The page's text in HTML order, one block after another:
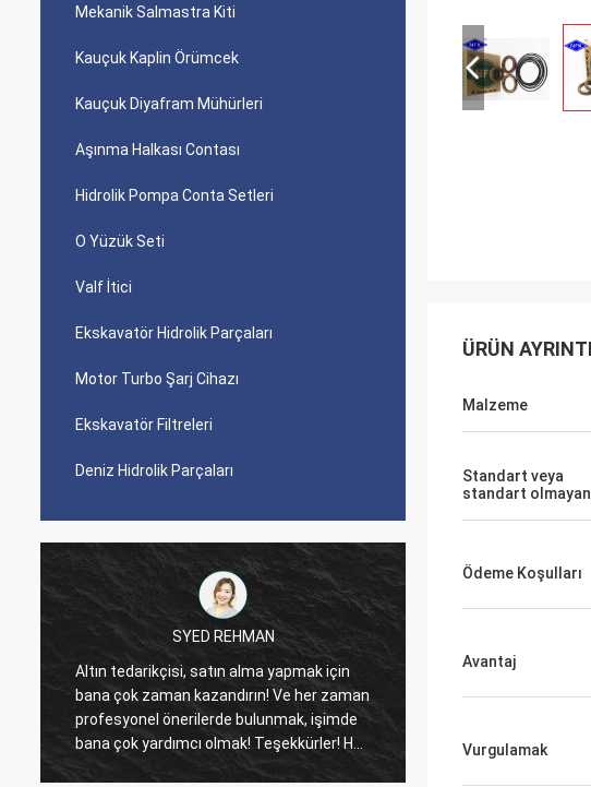
Mekanik Salmastra Kiti
Kauçuk Kaplin Örümcek
Kauçuk Diyafram Mühürleri
Aşınma Halkası Contası
Hidrolik Pompa Conta Setleri
O Yüzük Seti
Valf İtici
Ekskavatör Hidrolik Parçaları
Motor Turbo Şarj Cihazı
Ekskavatör Filtreleri
Deniz Hidrolik Parçaları
SYED REHMAN
Altın tedarikçisi, satın alma yapmak için
bana çok zaman kazandırın! Ve her zaman
profesyonel önerilerde bulunmak, işimde
bana çok yardımcı olmak! Teşekkürler! Her
şey en iyi sırada, kaliteli mallar, hızlı
Eski müşteriler, işler
Ajans ürünleri% 100
iyi hizmet Ben 5
ÜRÜN
Malzeme
Standart veya
standart olmayan
Ödeme Koşulları
Avantaj
Vurgulamak